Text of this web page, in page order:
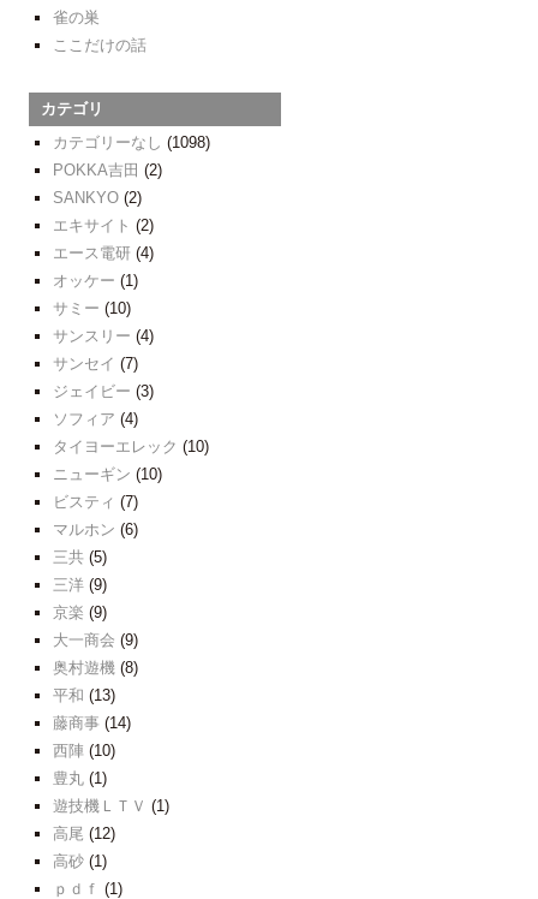
雀の巣
ここだけの話
カテゴリ
カテゴリーなし (1098)
POKKA吉田 (2)
SANKYO (2)
エキサイト (2)
エース電研 (4)
オッケー (1)
サミー (10)
サンスリー (4)
サンセイ (7)
ジェイビー (3)
ソフィア (4)
タイヨーエレック (10)
ニューギン (10)
ビスティ (7)
マルホン (6)
三共 (5)
三洋 (9)
京楽 (9)
大一商会 (9)
奥村遊機 (8)
平和 (13)
藤商事 (14)
西陣 (10)
豊丸 (1)
遊技機ＬＴＶ (1)
高尾 (12)
高砂 (1)
ｐｄｆ (1)